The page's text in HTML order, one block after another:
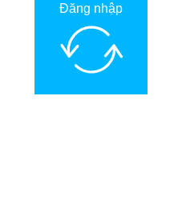
Đăng nhập